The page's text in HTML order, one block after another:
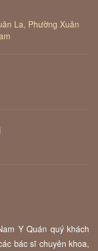
La, Phường Xuân
Y Quán quý khách
bác sĩ chuyên khoa,